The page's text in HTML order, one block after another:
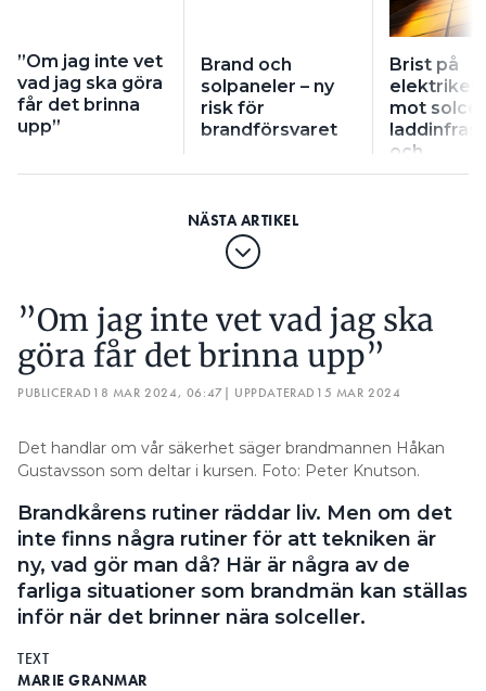
”Om jag inte vet
vad jag ska göra
får det brinna
upp”
Brand och
solpaneler – ny
risk för
brandförsvaret
Brist på
elektriker
mot
och
”Om jag inte vet vad jag ska
göra får det brinna upp”
PUBLICERAD 18 MAR 2024, 06:47| UPPDATERAD 15 MAR 2024
Det handlar om vår säkerhet säger brandmannen Håkan
Gustavsson som deltar i kursen. Foto: Peter Knutson.
Brandkårens rutiner räddar liv. Men om det
inte finns några rutiner för att tekniken är
ny, vad gör man då? Här är några av de
farliga situationer som brandmän kan ställas
inför när det brinner nära solceller.
TEXT
MARIE GRANMAR